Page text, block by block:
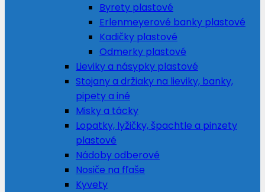
Byrety plastové
Erlenmeyerové banky plastové
Kadičky plastové
Odmerky plastové
Lieviky a násypky plastové
Stojany a držiaky na lieviky, banky,
pipety a iné
Misky a tácky
Lopatky, lyžičky, špachtle a pinzety
plastové
Nádoby odberové
Nosiče na fľaše
Kyvety